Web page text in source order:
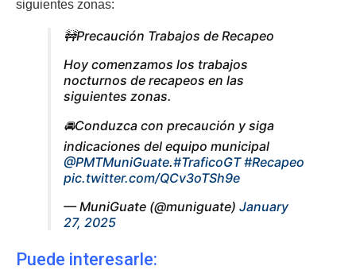
siguientes zonas:
🚧Precaución Trabajos de Recapeo
Hoy comenzamos los trabajos
nocturnos de recapeos en las
siguientes zonas.
🚘Conduzca con precaución y siga
indicaciones del equipo municipal
@PMTMuniGuate.#TraficoGT #Recapeo
pic.twitter.com/QCv3oTSh9e
— MuniGuate (@muniguate) January
27, 2025
Puede interesarle: